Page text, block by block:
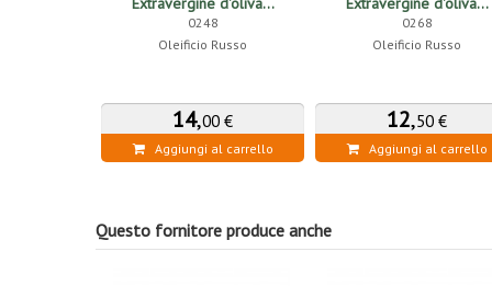
0248
Oleificio Russo
14,00 €
Aggiungi al carrello
0268
Oleificio Russo
12,50 €
Aggiungi al carrello
Questo fornitore produce anche